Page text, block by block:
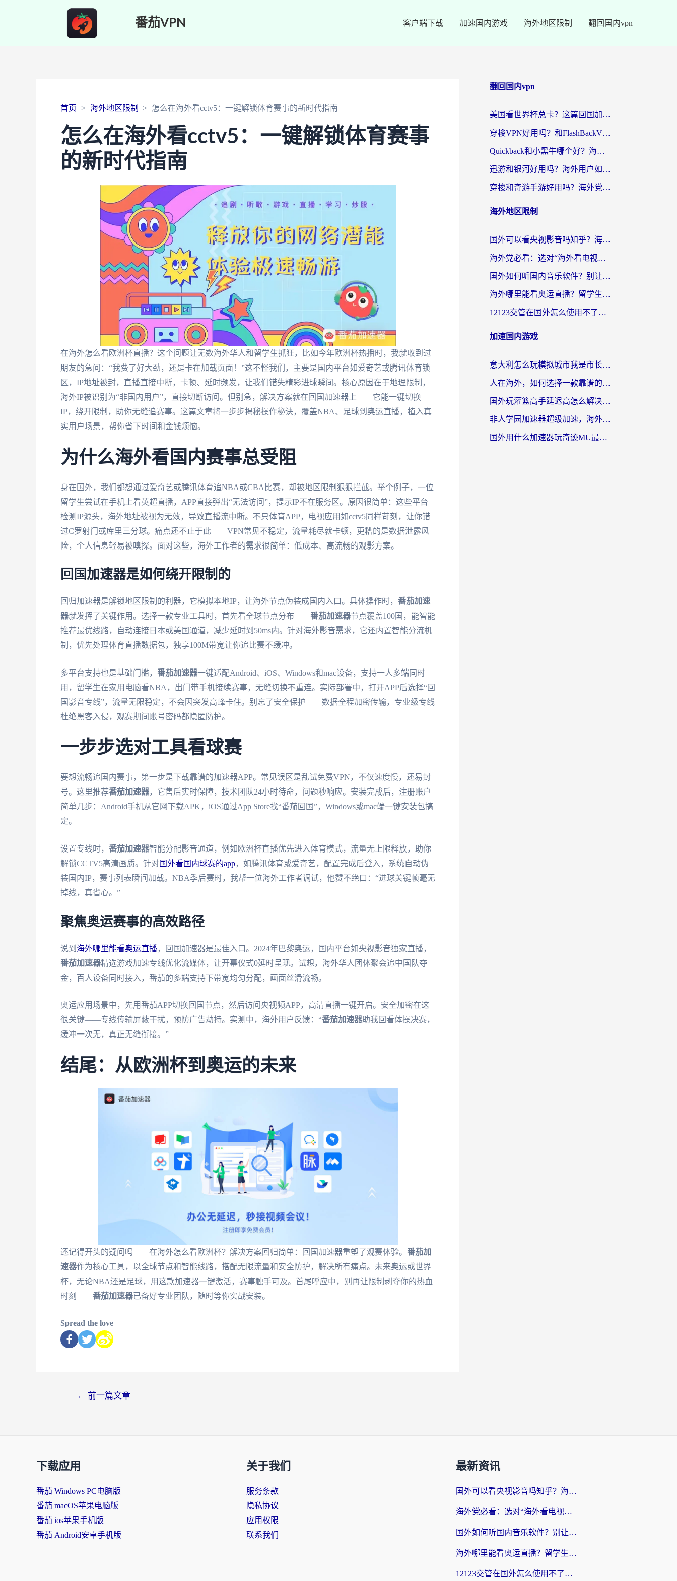
番茄VPN 客户端下载 加速国内游戏 海外地区限制 翻回国内vpn
首页 海外地区限制 怎么在海外看cctv5：一键解锁体育赛事的新时代指南
怎么在海外看cctv5：一键解锁体育赛事
的新时代指南
在海外怎么看欧洲杯直播？这个问题让无数海外华人和留学生抓狂，比如今年欧洲杯热播时，我就收到过
朋友的急问：“我费了好大劲，还是卡在加载页面！”这不怪我们，主要是国内平台如爱奇艺或腾讯体育锁
区，IP地址被封，直播直接中断，卡顿、延时频发，让我们错失精彩进球瞬间。核心原因在于地理限制，
海外IP被识别为“非国内用户”，直接切断访问。但别急，解决方案就在回国加速器上——它能一键切换
IP，绕开限制，助你无缝追赛事。这篇文章将一步步揭秘操作秘诀，覆盖NBA、足球到奥运直播，植入真
实用户场景，帮你省下时间和金钱烦恼。
为什么海外看国内赛事总受阻
身在国外，我们都想通过爱奇艺或腾讯体育追NBA或CBA比赛，却被地区限制狠狠拦截。举个例子，一位
留学生尝试在手机上看英超直播，APP直接弹出“无法访问”，提示IP不在服务区。原因很简单：这些平台
检测IP源头，海外地址被视为无效，导致直播流中断。不只体育APP，电视应用如cctv5同样苛刻，让你错
过C罗射门或库里三分球。痛点还不止于此——VPN常见不稳定，流量耗尽就卡顿，更糟的是数据泄露风
险，个人信息轻易被嗅探。面对这些，海外工作者的需求很简单：低成本、高流畅的观影方案。
回国加速器是如何绕开限制的
回归加速器是解锁地区限制的利器，它模拟本地IP，让海外节点伪装成国内入口。具体操作时， 番茄加速
器就发挥了关键作用。选择一款专业工具时，首先看全球节点分布——番茄加速器节点覆盖100国，能智能
推荐最优线路，自动连接日本或美国通道，减少延时到50ms内。针对海外影音需求，它还内置智能分流机
制，优先处理体育直播数据包，独享100M带宽让你追比赛不缓冲。
多平台支持也是基础门槛， 番茄加速器一键适配Android、iOS、Windows和mac设备，支持一人多端同时
用，留学生在家用电脑看NBA，出门带手机接续赛事，无缝切换不重连。实际部署中，打开APP后选择“回
国影音专线”，流量无限稳定，不会因突发高峰卡住。别忘了安全保护——数据全程加密传输，专业级专线
杜绝黑客入侵，观赛期间账号密码都隐匿防护。
一步步选对工具看球赛
要想流畅追国内赛事，第一步是下载靠谱的加速器APP。常见误区是乱试免费VPN，不仅速度慢，还易封
号。这里推荐番茄加速器，它售后实时保障，技术团队24小时待命，问题秒响应。安装完成后，注册账户
简单几步：Android手机从官网下载APK，iOS通过App Store找“番茄回国”，Windows或mac端一键安装包搞
定。
设置专线时， 番茄加速器智能分配影音通道，例如欧洲杯直播优先进入体育模式，流量无上限释放，助你
解锁CCTV5高清画质。针对国外看国内球赛的app，如腾讯体育或爱奇艺，配置完成后登入，系统自动伪
装国内IP，赛事列表瞬间加载。NBA季后赛时，我帮一位海外工作者调试，他赞不绝口：“进球关键帧毫无
掉线，真省心。”
聚焦奥运赛事的高效路径
说到 海外哪里能看奥运直播，回国加速器是最佳入口。2024年巴黎奥运，国内平台如央视影音独家直播，
番茄加速器精选游戏加速专线优化流媒体，让开幕仪式0延时呈现。试想，海外华人团体聚会追中国队夺
金，百人设备同时接入，番茄的多端支持下带宽均匀分配，画面丝滑流畅。
奥运应用场景中，先用番茄APP切换回国节点，然后访问央视频APP，高清直播一键开启。安全加密在这
很关键——专线传输屏蔽干扰，预防广告劫持。实测中，海外用户反馈：“番茄加速器助我回看体操决赛，
缓冲一次无，真正无缝衔接。”
结尾：从欧洲杯到奥运的未来
还记得开头的疑问吗——在海外怎么看欧洲杯？解决方案回归简单：回国加速器重塑了观赛体验。 番茄加
速器作为核心工具，以全球节点和智能线路，搭配无限流量和安全防护，解决所有痛点。未来奥运或世界
杯，无论NBA还是足球，用这款加速器一键激活，赛事触手可及。首尾呼应中，别再让限制剥夺你的热血
时刻——番茄加速器已备好专业团队，随时等你实战安装。
Spread the love
← 前一篇文章
翻回国内vpn
美国看世界杯总卡？这篇回国加速器指南帮你无缝刷国内资源（附苹果手机VPN设置步骤）
穿梭VPN好用吗？和FlashBackVPN对比哪个回国效果更好？
Quickback和小黑牛哪个好？海外党亲测指南，选对回国加速器秒回国内
迅游和银河好用吗？海外用户如何选择回国加速器实现无缝访问国内资源
穿梭和奇游手游好用吗？海外党亲测3款回国加速器，附蜜蜂加速器七天试用攻略
海外地区限制
国外可以看央视影音吗知乎？海外党亲测有效的回国加速方案
海外党必看：选对“海外看电视剧软件”，再也不用愁国内剧刷不了
国外如何听国内音乐软件？别让地域限制，断了你的中文歌单
海外哪里能看奥运直播？留学生&海外华人必看的体育赛事观赛终极指南
12123交管在国外怎么使用不了？海外华人必看的无缝访问国内资源指南
加速国内游戏
意大利怎么玩模拟城市我是市长？海外党国服游戏加速终极攻略（附三国3量子特攻解决办法）
人在海外，如何选择一款靠谱的玩剑灵2加速器？
国外玩灌篮高手延迟高怎么解决？海外玩家国服游戏加速终极指南
非人学园加速器超级加速，海外玩家重返国服的通行证
国外用什么加速器玩奇迹MU最好？2026海外玩家国服游戏加速全攻略
下载应用
番茄 Windows PC电脑版
番茄 macOS苹果电脑版
番茄 ios苹果手机版
番茄 Android安卓手机版
关于我们
服务条款
隐私协议
应用权限
联系我们
最新资讯
国外可以看央视影音吗知乎？海外党亲测有效的回国加速方案
海外党必看：选对“海外看电视剧软件”，再也不用愁国内剧刷不了
国外如何听国内音乐软件？别让地域限制，断了你的中文歌单
海外哪里能看奥运直播？留学生&海外华人必看的体育赛事观赛终极指南
12123交管在国外怎么使用不了？海外华人必看的无缝访问国内资源指南